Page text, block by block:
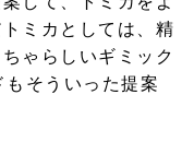
ミカとしては、精
ゃらしいギミック
そういった提案